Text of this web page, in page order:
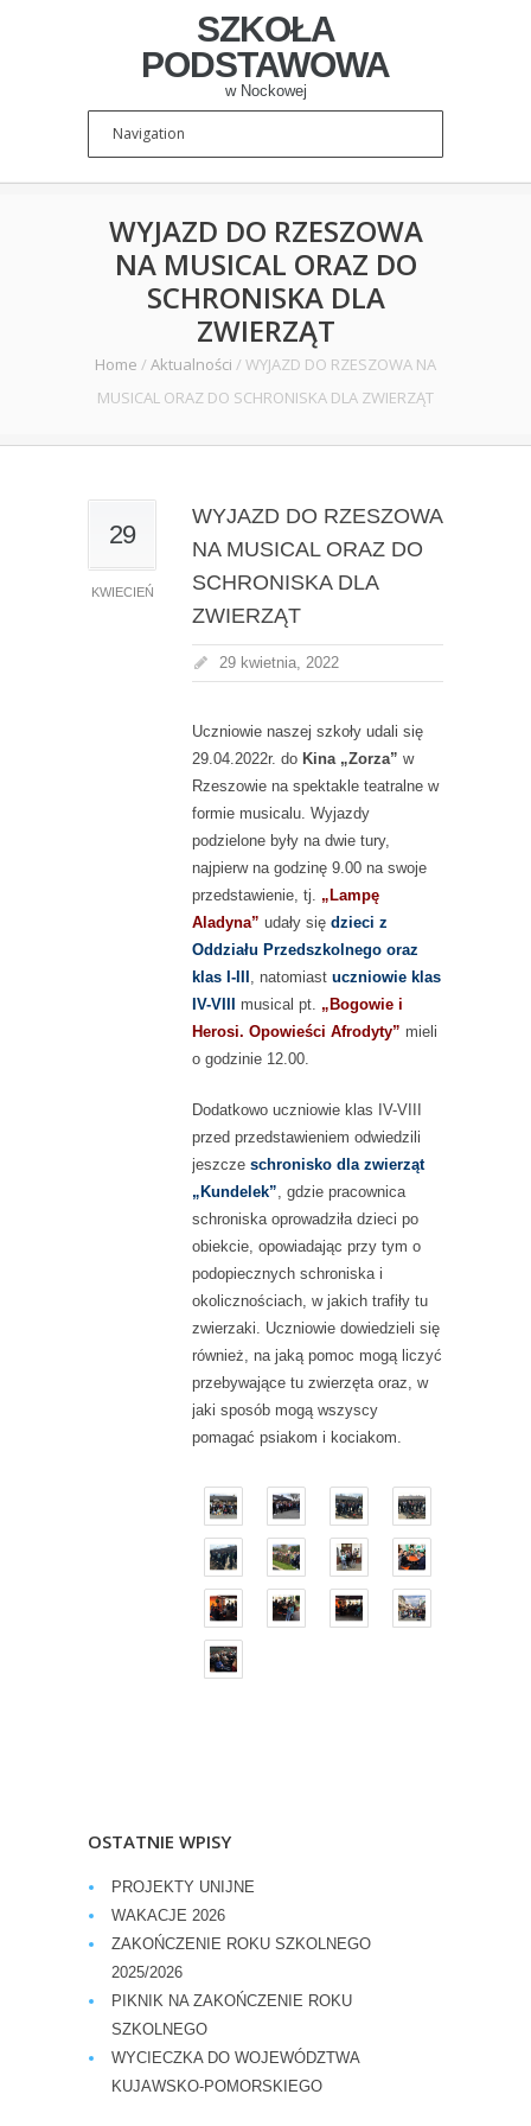
SZKOŁA
PODSTAWOWA
w Nockowej
WYJAZD DO RZESZOWA
NA MUSICAL ORAZ DO
SCHRONISKA DLA
ZWIERZĄT
Home / Aktualności / WYJAZD DO RZESZOWA NA
MUSICAL ORAZ DO SCHRONISKA DLA ZWIERZĄT
29
KWIECIEŃ
WYJAZD DO RZESZOWA
NA MUSICAL ORAZ DO
SCHRONISKA DLA
ZWIERZĄT
29 kwietnia, 2022
Uczniowie naszej szkoły udali się
29.04.2022r. do Kina „Zorza” w
Rzeszowie na spektakle teatralne w
formie musicalu. Wyjazdy
podzielone były na dwie tury,
najpierw na godzinę 9.00 na swoje
przedstawienie, tj. „Lampę
Aladyna” udały się dzieci z
Oddziału Przedszkolnego oraz
klas I-III , natomiast uczniowie klas
IV-VIII
musical pt. „Bogowie i
Herosi. Opowieści Afrodyty” mieli
o godzinie 12.00.
Dodatkowo uczniowie klas IV-VIII
przed przedstawieniem odwiedzili
jeszcze schronisko dla zwierząt
„Kundelek”, gdzie pracownica
schroniska oprowadziła dzieci po
obiekcie, opowiadając przy tym o
podopiecznych schroniska i
okolicznościach, w jakich trafiły tu
zwierzaki. Uczniowie dowiedzieli się
również, na jaką pomoc mogą liczyć
przebywające tu zwierzęta oraz, w
jaki sposób mogą wszyscy
pomagać psiakom i kociakom.
OSTATNIE WPISY
PROJEKTY UNIJNE
WAKACJE 2026
ZAKOŃCZENIE ROKU SZKOLNEGO
2025/2026
PIKNIK NA ZAKOŃCZENIE ROKU
SZKOLNEGO
WYCIECZKA DO WOJEWÓDZTWA
KUJAWSKO-POMORSKIEGO